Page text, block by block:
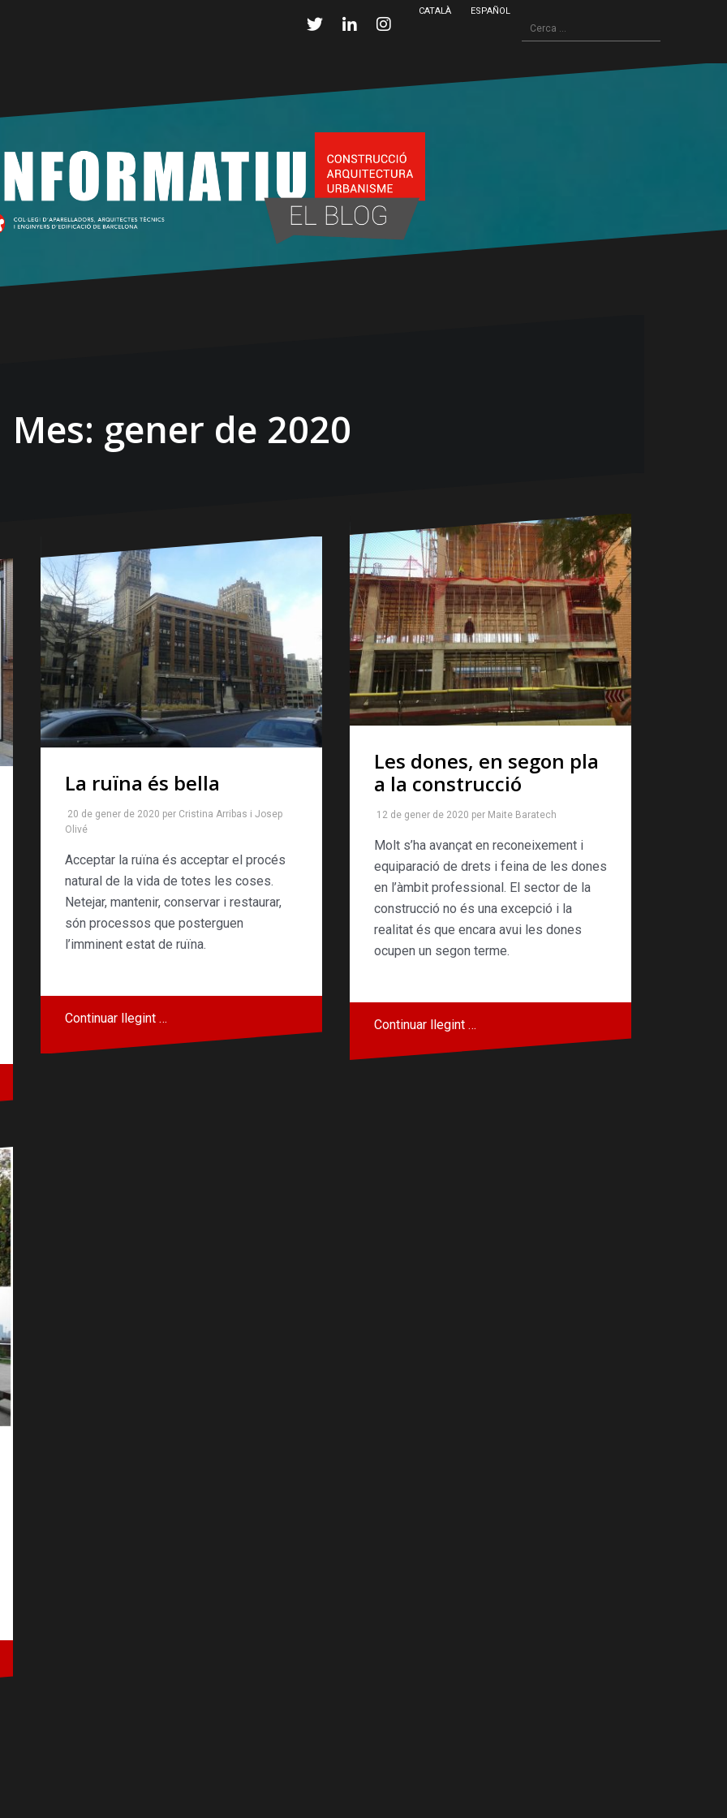
CATALÀ ESPAÑOL
Cerca:
Mes: gener de 2020
La ruïna és bella
20 de gener de 2020 per Cristina Arribas i Josep
Olivé
Acceptar la ruïna és acceptar el procés
natural de la vida de totes les coses.
Netejar, mantenir, conservar i restaurar,
són processos que posterguen
l’imminent estat de ruïna.
Continuar llegint …
Les dones, en segon pla
a la construcció
12 de gener de 2020 per Maite Baratech
Molt s’ha avançat en reconeixement i
equiparació de drets i feina de les dones
en l’àmbit professional. El sector de la
construcció no és una excepció i la
realitat és que encara avui les dones
ocupen un segon terme.
Continuar llegint …